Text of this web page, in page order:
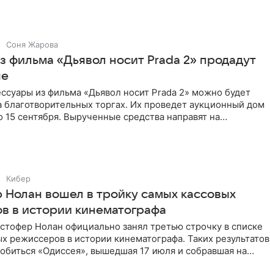
Соня Жарова
фильма «Дьявол носит Prada 2» продадут
из фильма «Дьявол носит Prada 2» можно будет
благотворительных торгах. Их проведет аукционный дом
15 сентября. Вырученные средства направят на
Кибер
вошел в тройку самых кассовых
в истории кинематографа
Нолан официально занял третью строчку в списке
режиссеров в истории кинематографа. Таких результатов
«Одиссея», вышедшая 17 июля и собравшая на